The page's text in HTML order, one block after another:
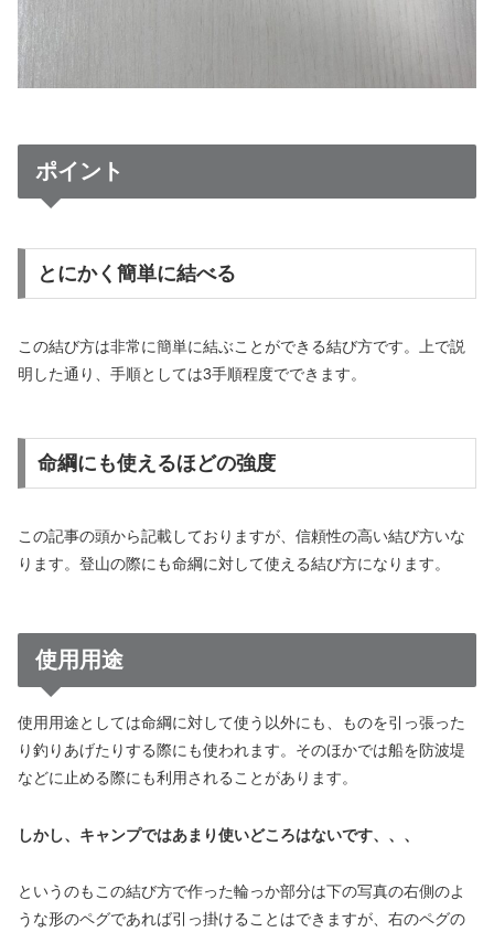
ポイント
とにかく簡単に結べる
この結び方は非常に簡単に結ぶことができる結び方です。上で説
明した通り、手順としては3手順程度でできます。
命綱にも使えるほどの強度
この記事の頭から記載しておりますが、信頼性の高い結び方いな
ります。登山の際にも命綱に対して使える結び方になります。
使用用途
使用用途としては命綱に対して使う以外にも、ものを引っ張った
り釣りあげたりする際にも使われます。そのほかでは船を防波堤
などに止める際にも利用されることがあります。
しかし、キャンプではあまり使いどころはないです、、、
というのもこの結び方で作った輪っか部分は下の写真の右側のよ
うな形のペグであれば引っ掛けることはできますが、右のペグの